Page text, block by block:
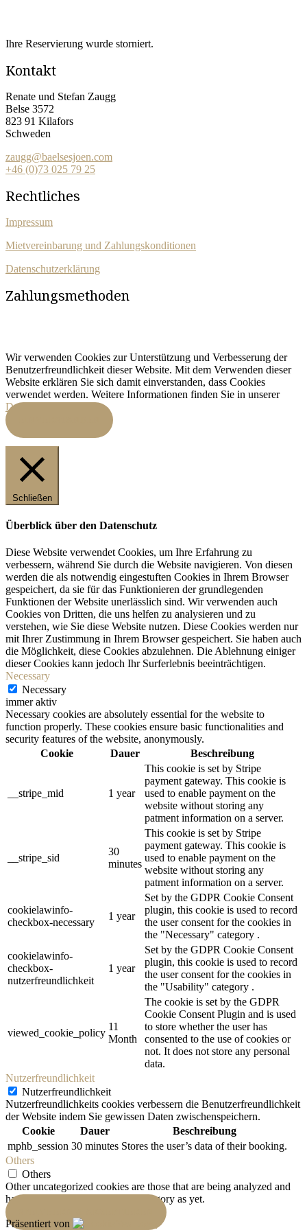
Ihre Reservierung wurde storniert.
Kontakt
Renate und Stefan Zaugg
Belse 3572
823 91 Kilafors
Schweden
zaugg@baelsesjoen.com
+46 (0)73 025 79 25
Rechtliches
Impressum
Mietvereinbarung und Zahlungskonditionen
Datenschutzerklärung
Zahlungsmethoden
Wir verwenden Cookies zur Unterstützung und Verbesserung der
Benutzerfreundlichkeit dieser Website. Mit dem Verwenden dieser
Website erklären Sie sich damit einverstanden, dass Cookies
verwendet werden. Weitere Informationen finden Sie in unserer
Datenschutzerklärung.
Schließen
Überblick über den Datenschutz
Diese Website verwendet Cookies, um Ihre Erfahrung zu
verbessern, während Sie durch die Website navigieren. Von diesen
werden die als notwendig eingestuften Cookies in Ihrem Browser
gespeichert, da sie für das Funktionieren der grundlegenden
Funktionen der Website unerlässlich sind. Wir verwenden auch
Cookies von Dritten, die uns helfen zu analysieren und zu
verstehen, wie Sie diese Website nutzen. Diese Cookies werden nur
mit Ihrer Zustimmung in Ihrem Browser gespeichert. Sie haben auch
die Möglichkeit, diese Cookies abzulehnen. Die Ablehnung einiger
dieser Cookies kann jedoch Ihr Surferlebnis beeinträchtigen.
Necessary
Necessary
immer aktiv
Necessary cookies are absolutely essential for the website to
function properly. These cookies ensure basic functionalities and
security features of the website, anonymously.
Cookie
Dauer Beschreibung
__stripe_mid 1 year
This cookie is set by Stripe
payment gateway. This cookie is
used to enable payment on the
website without storing any
patment information on a server.
__stripe_sid
30
minutes
This cookie is set by Stripe
payment gateway. This cookie is
used to enable payment on the
website without storing any
patment information on a server.
cookielawinfo-
checkbox-necessary
1 year
Set by the GDPR Cookie Consent
plugin, this cookie is used to record
the user consent for the cookies in
the "Necessary" category .
cookielawinfo-
checkbox-
nutzerfreundlichkeit
1 year
Set by the GDPR Cookie Consent
plugin, this cookie is used to record
the user consent for the cookies in
the "Usability" category .
viewed_cookie_policy
11
Month
The cookie is set by the GDPR
Cookie Consent Plugin and is used
to store whether the user has
consented to the use of cookies or
not. It does not store any personal
data.
Nutzerfreundlichkeit
Nutzerfreundlichkeit
Nutzerfreundlichkeits cookies verbessern die Benutzerfreundlichkeit
der Website indem Sie gewissen Daten zwischenspeichern.
Cookie
Dauer
Beschreibung
mphb_session 30 minutes Stores the user’s data of their booking.
Others
Others
Other uncategorized cookies are those that are being analyzed and
have not been classified into a category as yet.
Präsentiert von